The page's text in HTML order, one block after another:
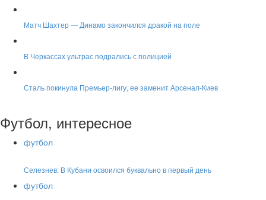
Матч Шахтер — Динамо закончился дракой на поле
В Черкассах ультрас подрались с полицией
Сталь покинула Премьер-лигу, ее заменит Арсенал-Киев
Футбол, интересное
футбол
Селезнев: В Кубани освоился буквально в первый день
футбол